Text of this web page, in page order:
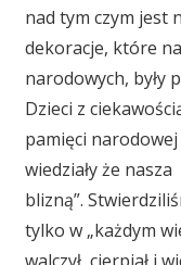
nad tym czym jest
dekoracje, które
narodowych, były
Dzieci z
pamięci
wiedziały że
blizną”.
tylko w „każdym